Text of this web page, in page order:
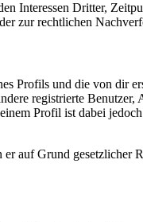
Interessen Dritter,
zur rechtlichen
Profils und die von dir
registrierte
Profil ist dabei
auf Grund gesetzlicher